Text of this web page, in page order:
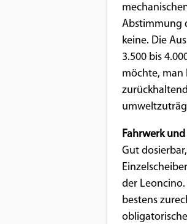
Abstimmung
keine. Die
3.500 bis
möchte, man
Fahrwerk
Gut
der
bestens